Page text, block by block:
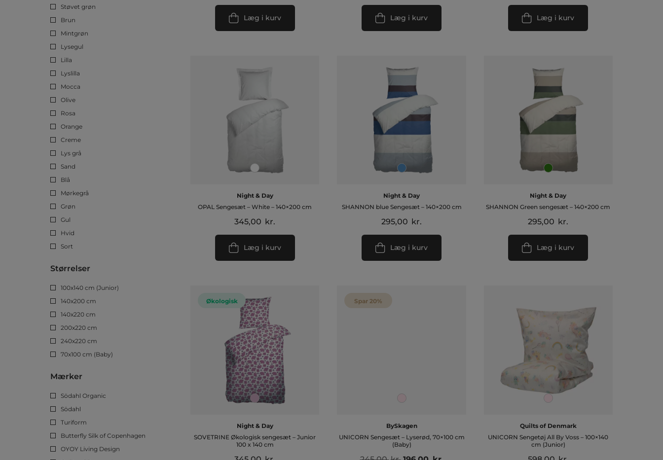
Støvet grøn
Brun
Mintgrøn
Lysegul
Lilla
Lyslilla
Mocca
Olive
Rosa
Orange
Creme
Lys grå
Sand
Blå
Mørkegrå
Grøn
Gul
Hvid
Sort
Størrelser
100x140 cm (Junior)
140x200 cm
140x220 cm
200x220 cm
240x220 cm
70x100 cm (Baby)
Mærker
Södahl Organic
Södahl
Turiform
Butterfly Silk of Copenhagen
OYOY Living Design
Læg i kurv Læg i kurv Læg i kurv
Night & Day
OPAL Sengesæt – White – 140×200 cm
345,00 kr.
Læg i kurv
Night & Day
SHANNON blue Sengesæt – 140×200 cm
295,00 kr.
Læg i kurv
Night & Day
SHANNON Green sengesæt – 140×200 cm
295,00 kr.
Læg i kurv
Økologisk
Night & Day
SOVETRINE Økologisk sengesæt – Junior
100 x 140 cm
Spar 20%
BySkagen
UNICORN Sengesæt – Lyserød, 70×100 cm
(Baby)
Quilts of Denmark
UNICORN Sengetøj All By Voss – 100×140
cm (Junior)